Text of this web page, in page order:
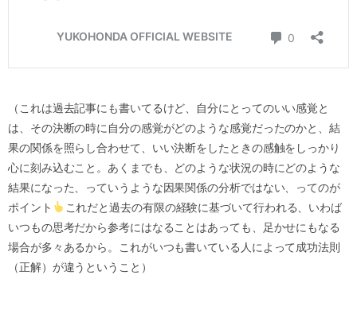
（これは過去記事にも書いてるけど、自分にとってのいい感覚と
は、その決断の時に自分の感覚がどのような感覚だったのかと、結
果の関係を照らし合わせて、いい決断をしたときの感触をしっかり
心に刻み込むこと。あくまでも、どのような状況の時にどのような
結果になった、っていうような因果関係の分析ではない、ってのが
ポイント
これだと過去の有限の経験に基づいて行われる、いわば
いつもの思考だから参考にはなることはあっても、足かせにもなる
場合が多々あるから。これがいつも書いている人によって成功法則
（正解）が違うということ）